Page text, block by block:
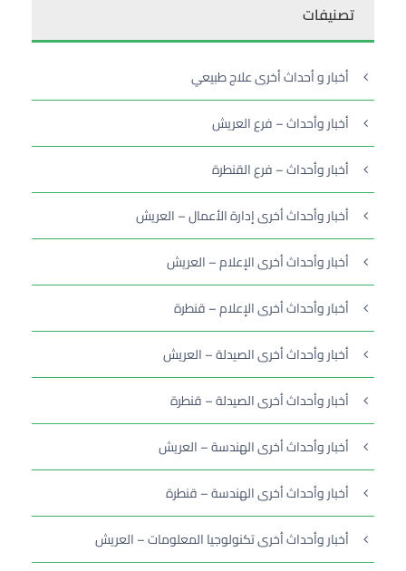
تصنيفات
أخبار و أحداث أخرى علاج طبيعي
أخبار وأحداث – فرع العريش
أخبار وأحداث – فرع القنطرة
أخبار وأحداث أخرى إدارة الأعمال – العريش
أخبار وأحداث أخرى الإعلام – العريش
أخبار وأحداث أخرى الإعلام – قنطرة
أخبار وأحداث أخرى الصيدلة – العريش
أخبار وأحداث أخرى الصيدلة – قنطرة
أخبار وأحداث أخرى الهندسة – العريش
أخبار وأحداث أخرى الهندسة – قنطرة
أخبار وأحداث أخرى تكنولوجيا المعلومات – العريش